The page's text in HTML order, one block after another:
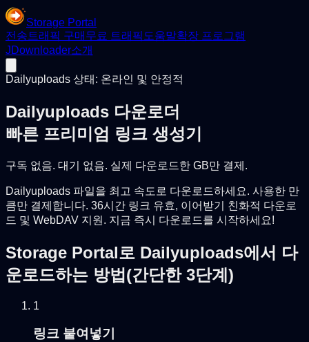
Storage Portal
전송 트래픽 구매 무료 트래픽 도움말확장 프로그램
JDownloader소개
Dailyuploads 상태: 온라인 및 안정적
Dailyuploads 다운로더
빠른 프리미엄 링크 생성기
구독 없음. 대기 없음. 실제 다운로드한 GB만 결제.
Dailyuploads 파일을 최고 속도로 다운로드하세요. 사용한 만
큼만 결제합니다. 36시간 링크 유효, 이어받기 친화적 다운로
드 및 WebDAV 지원. 지금 즉시 다운로드를 시작하세요!
Storage Portal로 Dailyuploads에서 다
운로드하는 방법(간단한 3단계)
1
링크 붙여넣기